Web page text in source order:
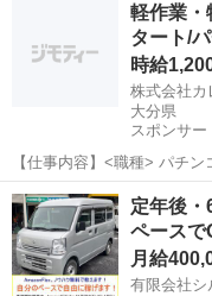
るかどうかは、オファーを
―――――――――― ...
軽作業・
タート/
時給
株式会社カ
大分県
スポンサー
【仕事内容】<職種> パチ
他 <雇用形態> アルバイト
1,625円 交通費:一部支給
アルバイト・パート
定年後
ペース
月給
有限会社シ